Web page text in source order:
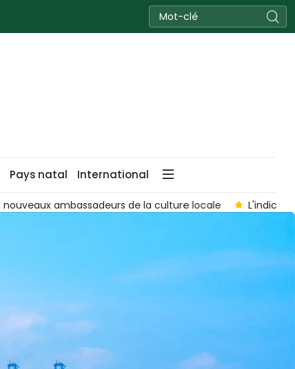
Pays natal International
La propriété intellectuelle, un levier pour valoriser les